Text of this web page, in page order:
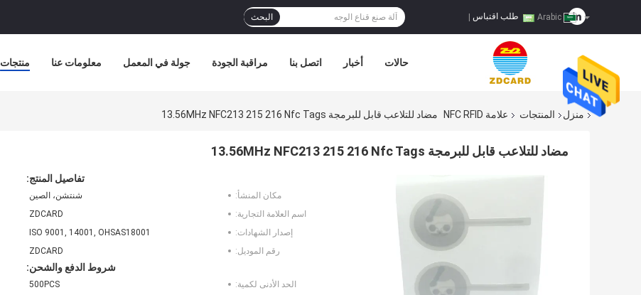
طلب اقتباس البحث
منتجات معلومات عنا جولة في المعمل مراقبة الجودة اتصل بنا أخبار حالات
منزل المنتجات علامة NFC RFID مضاد للتلاعب قابل للبرمجة 13.56MHz NFC213 215 216 Nfc Tags
مضاد للتلاعب قابل للبرمجة 13.56MHz NFC213 215 216 Nfc Tags
تفاصيل المنتج:
مكان المنشأ:
شنتشن، الصين
اسم العلامة التجارية:
ZDCARD
إصدار الشهادات:
ISO 9001, 14001, OHSAS18001
رقم الموديل:
ZDCARD
شروط الدفع والشحن:
الحد الأدنى لكمية:
500PCS